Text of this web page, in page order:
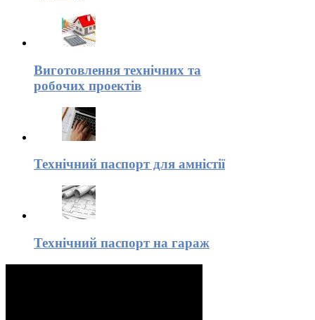
Виготовлення технічних та
робочих проектів
Технічний паспорт для амністії
Технічний паспорт на гараж